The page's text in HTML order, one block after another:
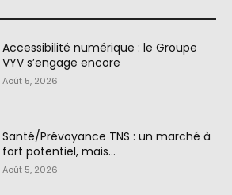
Accessibilité numérique : le Groupe
VYV s’engage encore
Août 5, 2026
Santé/Prévoyance TNS : un marché à
fort potentiel, mais…
Août 5, 2026